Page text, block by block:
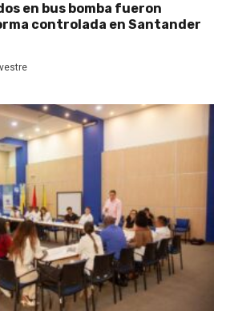
en bus bomba fueron
controlada en Santander